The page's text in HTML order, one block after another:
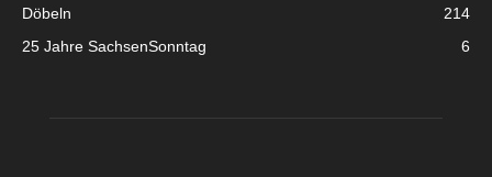
Döbeln
214
25 Jahre SachsenSonntag
6